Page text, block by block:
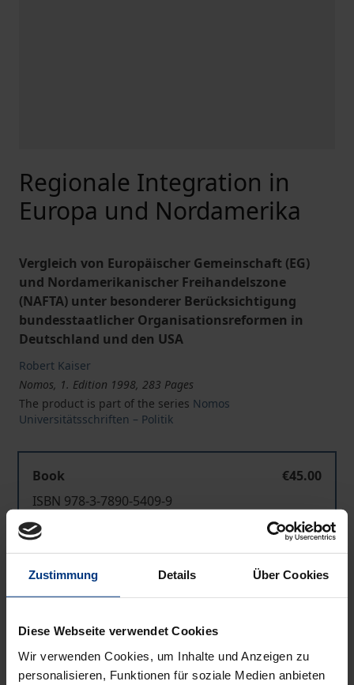
Zustimmung Details Über Cookies
Diese Webseite verwendet Cookies
Wir verwenden Cookies, um Inhalte und Anzeigen zu
personalisieren, Funktionen für soziale Medien anbieten
Regionale Integration in
Europa und Nordamerika
Vergleich von Europäischer Gemeinschaft (EG)
und Nordamerikanischer Freihandelszone
(NAFTA) unter besonderer Berücksichtigung
bundesstaatlicher Organisationsreformen in
Deutschland und den USA
Robert Kaiser
Nomos, 1. Edition 1998, 283 Pages
The product is part of the series Nomos
Universitätsschriften – Politik
Book
€45.00
ISBN 978-3-7890-5409-9
Not available
Delivery cost notice